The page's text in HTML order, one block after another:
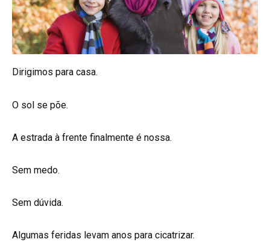
Dirigimos para casa.
O sol se põe.
A estrada à frente finalmente é nossa.
Sem medo.
Sem dúvida.
Algumas feridas levam anos para cicatrizar.